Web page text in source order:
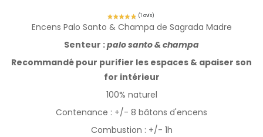
Encens Palo Santo & Champa de Sagrada Madre
Senteur :palo santo & champa
Recommandé pour purifier les espaces & apaiser son
for intérieur
100% naturel
Contenance : +/- 8 bâtons d'encens
Combustion : +/- 1h